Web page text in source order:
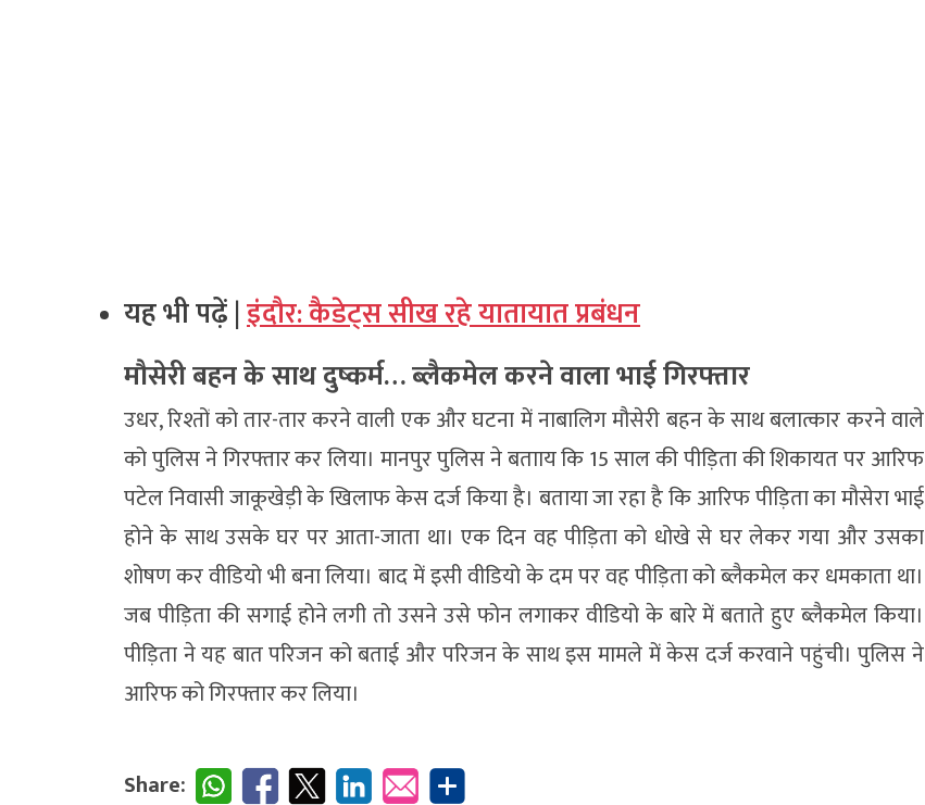
यह भी पढ़ें |इंदौर: कैडेट्स सीख रहे यातायात प्रबंधन
मौसेरी बहन के साथ दुष्कर्म… ब्लैकमेल करने वाला भाई गिरफ्तार
उधर, रिश्तों को तार-तार करने वाली एक और घटना में नाबालिग मौसेरी बहन के साथ बलात्कार करने वाले
को पुलिस ने गिरफ्तार कर लिया। मानपुर पुलिस ने बतााय कि 15 साल की पीड़िता की शिकायत पर आरिफ
पटेल निवासी जाकूखेड़ी के खिलाफ केस दर्ज किया है। बताया जा रहा है कि आरिफ पीड़िता का मौसेरा भाई
होने के साथ उसके घर पर आता-जाता था। एक दिन वह पीड़िता को धोखे से घर लेकर गया और उसका
शोषण कर वीडियो भी बना लिया। बाद में इसी वीडियो के दम पर वह पीड़िता को ब्लैकमेल कर धमकाता था।
जब पीड़िता की सगाई होने लगी तो उसने उसे फोन लगाकर वीडियो के बारे में बताते हुए ब्लैकमेल किया।
पीड़िता ने यह बात परिजन को बताई और परिजन के साथ इस मामले में केस दर्ज करवाने पहुंची। पुलिस ने
आरिफ को गिरफ्तार कर लिया।
Share: